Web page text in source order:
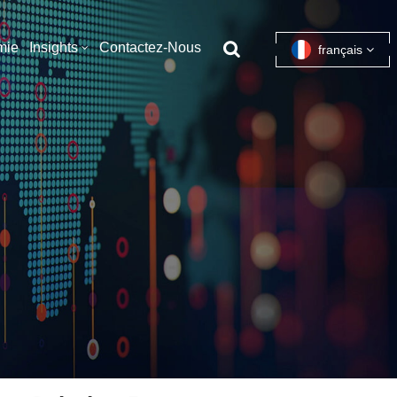
français
English
français
español
Insights Contactez-Nous